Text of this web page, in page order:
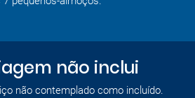
não inclui
não contemplado como incluído.